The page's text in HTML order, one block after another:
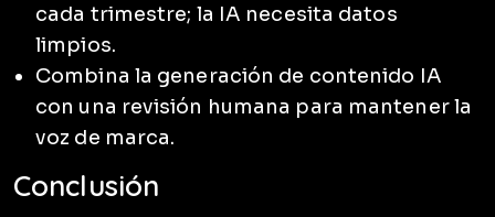
cada trimestre; la IA necesita datos
limpios.
Combina la generación de contenido IA
con una revisión humana para mantener la
voz de marca.
Conclusión